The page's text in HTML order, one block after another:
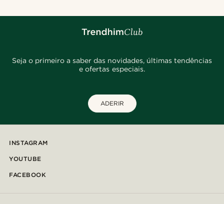
Seja o primeiro a saber das novidades, últimas tendências
e ofertas especiais.
ADERIR
INSTAGRAM
YOUTUBE
FACEBOOK